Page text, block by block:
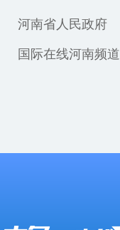
河南省人民政府
国际在线河南频道